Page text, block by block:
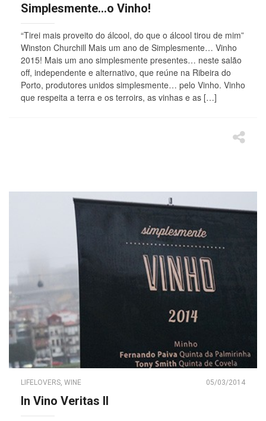
Simplesmente…o Vinho!
“Tirei mais proveito do álcool, do que o álcool tirou de mim”
Winston Churchill Mais um ano de Simplesmente… Vinho
2015! Mais um ano simplesmente presentes… neste salão
off, independente e alternativo, que reúne na Ribeira do
Porto, produtores unidos simplesmente… pelo Vinho. Vinho
que respeita a terra e os terroirs, as vinhas e as […]
LIFELOVERS, WINE 05/03/2014
In Vino Veritas II